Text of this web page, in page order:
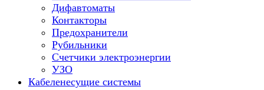
Дифавтоматы
Контакторы
Предохранители
Рубильники
Счетчики электроэнергии
УЗО
Кабеленесущие системы